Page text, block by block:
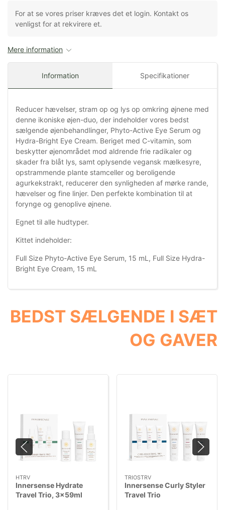
For at se vores priser kræves det et login. Kontakt os
venligst for at rekvirere et.
Mere information
Information Specifikationer
Reducer hævelser, stram op og lys op omkring øjnene med
denne ikoniske øjen-duo, der indeholder vores bedst
sælgende øjenbehandlinger, Phyto-Active Eye Serum og
Hydra-Bright Eye Cream. Beriget med C-vitamin, som
beskytter øjenområdet mod aldrende frie radikaler og
skader fra blåt lys, samt oplysende vegansk mælkesyre,
opstrammende plante stamceller og beroligende
agurkekstrakt, reducerer den synligheden af mørke rande,
hævelser og fine linjer. Den perfekte kombination til at
forynge og genoplive øjnene.
Egnet til alle hudtyper.
Kittet indeholder:
Full Size Phyto-Active Eye Serum, 15 mL, Full Size Hydra-
Bright Eye Cream, 15 mL
BEDST SÆLGENDE I SÆT
OG GAVER
HTRV
Innersense Hydrate
Travel Trio, 3x59ml
TRIOSTRV
Innersense Curly Styler
Travel Trio